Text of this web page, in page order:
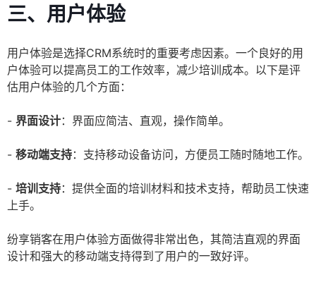
三、用户体验
用户体验是选择CRM系统时的重要考虑因素。一个良好的用
户体验可以提高员工的工作效率，减少培训成本。以下是评
估用户体验的几个方面：
- 界面设计：界面应简洁、直观，操作简单。
- 移动端支持：支持移动设备访问，方便员工随时随地工作。
- 培训支持：提供全面的培训材料和技术支持，帮助员工快速
上手。
纷享销客在用户体验方面做得非常出色，其简洁直观的界面
设计和强大的移动端支持得到了用户的一致好评。